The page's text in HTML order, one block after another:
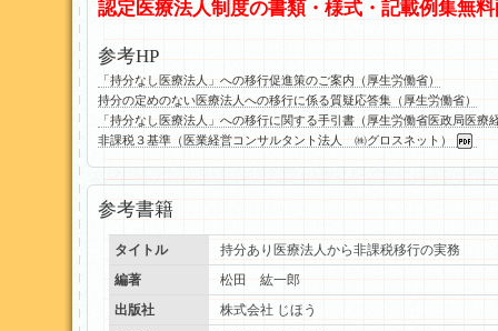
認定医療法人制度の書類・様式・記載例集無
参考HP
「持分なし医療法人」への移行促進策のご案内（厚生労働省）
持分の定めのない医療法人への移行に係る質疑応答集（厚生労働省）
「持分なし医療法人」への移行に関する手引書（厚生労働省医政局医療
非課税３基準（医業経営コンサルタント法人 ㈱グロスネット）
参考書籍
タイトル
持分あり医療法人から非課税移行の実務
編著
松田 紘一郎
出版社
株式会社 じほう